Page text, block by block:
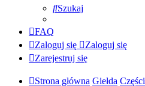
Szukaj
FAQ
Zaloguj się
Zaloguj się
Zarejestruj się
Strona główna Giełda Części